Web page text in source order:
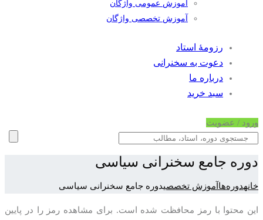
آموزش عمومی واژگان
آموزش تخصصی واژگان
رزومۀ استاد
دعوت به سخنرانی
درباره ما
سبد خرید
ورود / عضویت
دوره جامع سخنرانی سیاسی
خانهدوره‌ها آموزش تخصصیدوره جامع سخنرانی سیاسی
این محتوا با رمز محافظت شده است. برای مشاهده رمز را در پایین